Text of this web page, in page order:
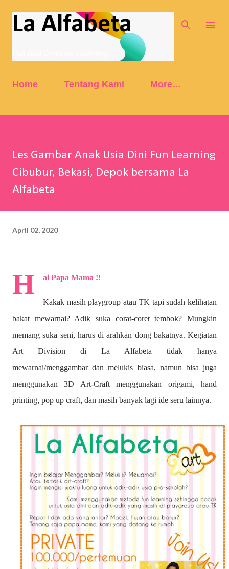
Skip to main content
La Alfabeta
Home Tentang Kami More…
Les Gambar Anak Usia Dini Fun Learning
Cibubur, Bekasi, Depok bersama La
Alfabeta
April 02, 2020
H ai Papa Mama !!
Kakak masih playgroup atau TK tapi sudah kelihatan
bakat mewarnai? Adik suka corat-coret tembok? Mungkin
memang suka seni, harus di arahkan dong bakatnya. Kegiatan
Art Division di La Alfabeta tidak hanya
mewarnai/menggambar dan melukis biasa, namun bisa juga
menggunakan 3D Art-Craft menggunakan origami, hand
printing, pop up craft, dan masih banyak lagi ide seru lainnya.